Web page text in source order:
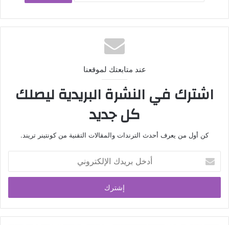
عند متابعتك لموقعنا
اشترك في النشرة البريدية ليصلك
كل جديد
كن أول من يعرف أحدث الترندات والمقالات التقنية من كونتينر تريند.
بريدك
الإلكتروني